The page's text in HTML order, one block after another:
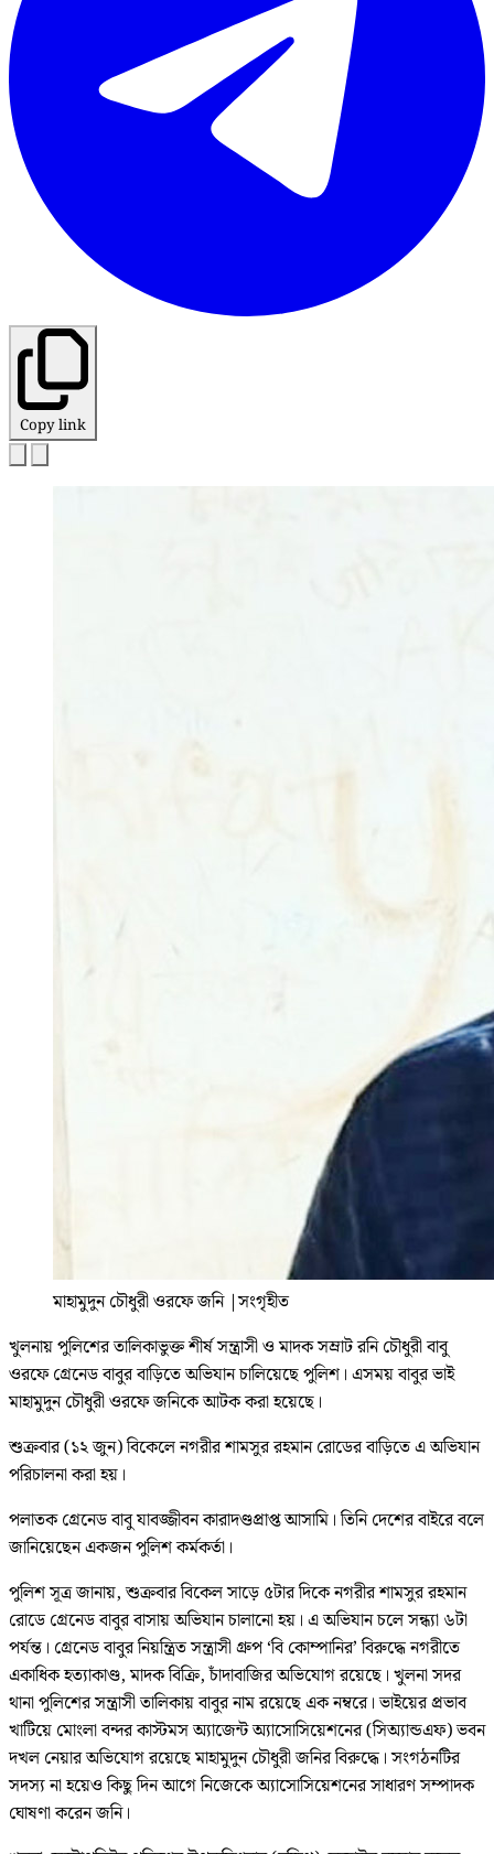
Copy link
মাহামুদুন চৌধুরী ওরফে জনি |সংগৃহীত
খুলনায় পুলিশের তালিকাভুক্ত শীর্ষ সন্ত্রাসী ও মাদক সম্রাট রনি চৌধুরী বাবু
ওরফে গ্রেনেড বাবুর বাড়িতে অভিযান চালিয়েছে পুলিশ। এসময় বাবুর ভাই
মাহামুদুন চৌধুরী ওরফে জনিকে আটক করা হয়েছে।
শুক্রবার (১২ জুন) বিকেলে নগরীর শামসুর রহমান রোডের বাড়িতে এ অভিযান
পরিচালনা করা হয়।
পলাতক গ্রেনেড বাবু যাবজ্জীবন কারাদণ্ডপ্রাপ্ত আসামি। তিনি দেশের বাইরে বলে
জানিয়েছেন একজন পুলিশ কর্মকর্তা।
পুলিশ সূত্র জানায়, শুক্রবার বিকেল সাড়ে ৫টার দিকে নগরীর শামসুর রহমান
রোডে গ্রেনেড বাবুর বাসায় অভিযান চালানো হয়। এ অভিযান চলে সন্ধ্যা ৬টা
পর্যন্ত। গ্রেনেড বাবুর নিয়ন্ত্রিত সন্ত্রাসী গ্রুপ ‘বি কোম্পানির’ বিরুদ্ধে নগরীতে
একাধিক হত্যাকাণ্ড, মাদক বিক্রি, চাঁদাবাজির অভিযোগ রয়েছে। খুলনা সদর
থানা পুলিশের সন্ত্রাসী তালিকায় বাবুর নাম রয়েছে এক নম্বরে। ভাইয়ের প্রভাব
খাটিয়ে মোংলা বন্দর কাস্টমস অ্যাজেন্ট অ্যাসোসিয়েশনের (সিঅ্যান্ডএফ) ভবন
দখল নেয়ার অভিযোগ রয়েছে মাহামুদুন চৌধুরী জনির বিরুদ্ধে। সংগঠনটির
সদস্য না হয়েও কিছু দিন আগে নিজেকে অ্যাসোসিয়েশনের সাধারণ সম্পাদক
ঘোষণা করেন জনি।